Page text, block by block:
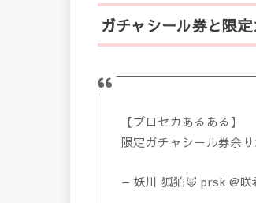
ガチャシール券と限
【プロセカあるある】
限定ガチャシール券余り
— 妖川 狐狛🦊 prsk @